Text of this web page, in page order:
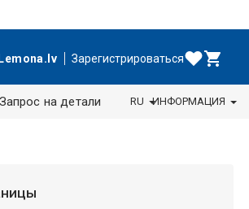
Зарегистрироваться
Запрос на детали RU ИНФОРМАЦИЯ